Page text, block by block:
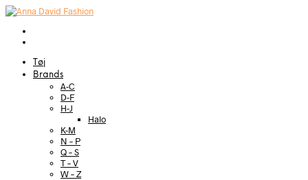
Tøj
Brands
A-C
D-F
H-J
Halo
K-M
N – P
Q – S
T – V
W – Z